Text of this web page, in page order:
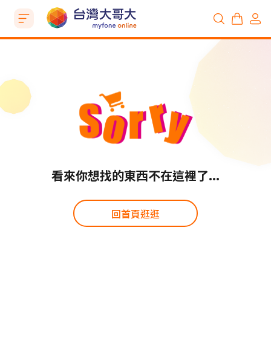
看來你想找的東西不在這裡了...
回首頁逛逛